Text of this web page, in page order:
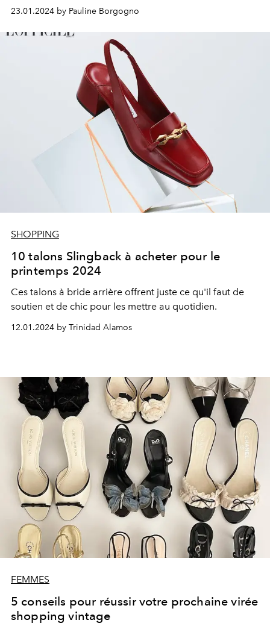
23.01.2024 by Pauline Borgogno
SHOPPING
10 talons Slingback à acheter pour le
printemps 2024
Ces talons à bride arrière offrent juste ce qu'il faut de
soutien et de chic pour les mettre au quotidien.
12.01.2024 by Trinidad Alamos
FEMMES
5 conseils pour réussir votre prochaine virée
shopping vintage